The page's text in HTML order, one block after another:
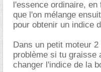
l'essence ordinaire, en
que l'on mélange
pour obtenir un indice
Dans un petit moteur
problème si tu graisse
changer l'indice de la